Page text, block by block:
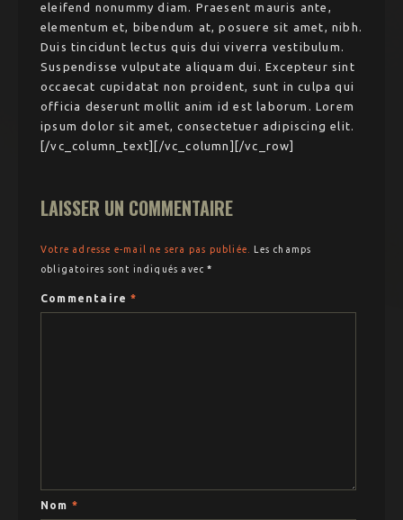
eleifend nonummy diam. Praesent mauris ante,
elementum et, bibendum at, posuere sit amet, nibh.
Duis tincidunt lectus quis dui viverra vestibulum.
Suspendisse vulputate aliquam dui. Excepteur sint
occaecat cupidatat non proident, sunt in culpa qui
officia deserunt mollit anim id est laborum. Lorem
ipsum dolor sit amet, consectetuer adipiscing elit.
[/vc_column_text][/vc_column][/vc_row]
LAISSER UN COMMENTAIRE
Votre adresse e-mail ne sera pas publiée.
Les champs
obligatoires sont indiqués avec*
Commentaire*
Nom *